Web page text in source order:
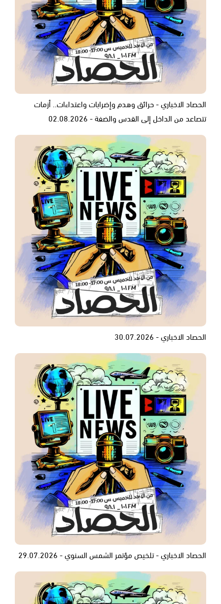
الحصاد الاخباري - حرائق وهدم وإضرابات واعتداءات.. أزمات
تتصاعد من الداخل إلى القدس والضفة - 02.08.2026
الحصاد الاخباري - 30.07.2026
الحصاد الاخباري - تلخيص مؤتمر الشمس السنوي - 29.07.2026